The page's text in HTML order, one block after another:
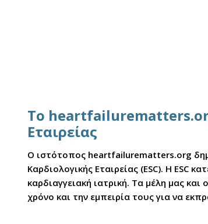
Το
Εταιρείας
Ο ιστότοπος heartfailurematters.org
Καρδιολογικής Εταιρείας (ESC). Η ESC
καρδιαγγειακή ιατρική. Τα μέλη μας
χρόνο και την εμπειρία τους για να